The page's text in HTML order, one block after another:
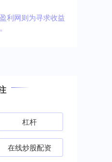
利网则为寻求收益
杠杆
在线炒股配资